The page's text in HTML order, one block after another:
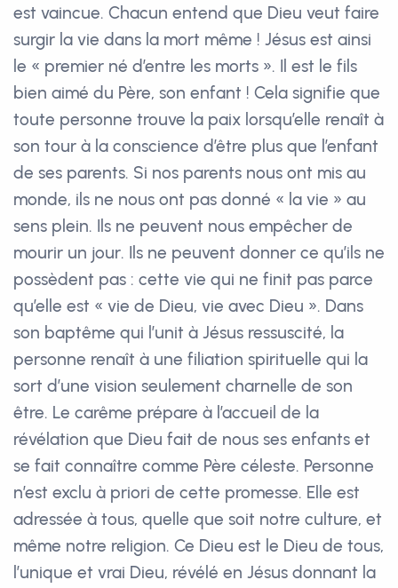
est vaincue. Chacun entend que Dieu veut faire
surgir la vie dans la mort même ! Jésus est ainsi
le « premier né d’entre les morts ». Il est le fils
bien aimé du Père, son enfant ! Cela signifie que
toute personne trouve la paix lorsqu’elle renaît à
son tour à la conscience d’être plus que l’enfant
de ses parents. Si nos parents nous ont mis au
monde, ils ne nous ont pas donné « la vie » au
sens plein. Ils ne peuvent nous empêcher de
mourir un jour. Ils ne peuvent donner ce qu’ils ne
possèdent pas : cette vie qui ne finit pas parce
qu’elle est « vie de Dieu, vie avec Dieu ». Dans
son baptême qui l’unit à Jésus ressuscité, la
personne renaît à une filiation spirituelle qui la
sort d’une vision seulement charnelle de son
être. Le carême prépare à l’accueil de la
révélation que Dieu fait de nous ses enfants et
se fait connaître comme Père céleste. Personne
n’est exclu à priori de cette promesse. Elle est
adressée à tous, quelle que soit notre culture, et
même notre religion. Ce Dieu est le Dieu de tous,
l’unique et vrai Dieu, révélé en Jésus donnant la